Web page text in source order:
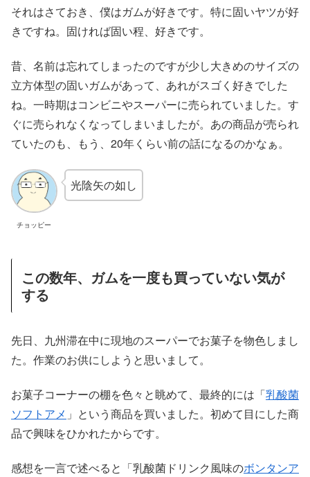
それはさておき、僕はガムが好きです。特に固いヤツが好
きですね。固ければ固い程、好きです。
昔、名前は忘れてしまったのですが少し大きめのサイズの
立方体型の固いガムがあって、あれがスゴく好きでした
ね。一時期はコンビニやスーパーに売られていました。す
ぐに売られなくなってしまいましたが。あの商品が売られ
ていたのも、もう、20年くらい前の話になるのかなぁ。
チョッピー
光陰矢の如し
この数年、ガムを一度も買っていない気が
する
先日、九州滞在中に現地のスーパーでお菓子を物色しまし
た。作業のお供にしようと思いまして。
お菓子コーナーの棚を色々と眺めて、最終的には「乳酸菌
ソフトアメ 」という商品を買いました。初めて目にした商
品で興味をひかれたからです。
感想を一言で述べると「乳酸菌ドリンク風味のボンタンア